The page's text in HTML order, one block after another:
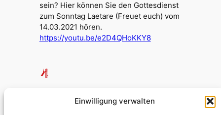
Einwilligung verwalten
sein? Hier können Sie den Gottesdienst
zum Sonntag Laetare (Freuet euch) vom
14.03.2021 hören.
https://youtu.be/e2D4QHoKKY8